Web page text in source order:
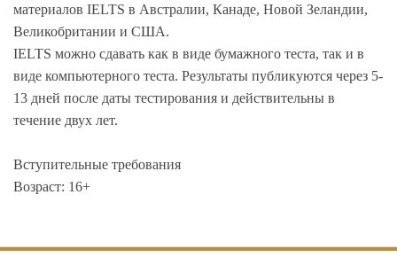
материалов IELTS в Австралии, Канаде, Новой Зеландии,
Великобритании и США.
IELTS можно сдавать как в виде бумажного теста, так и в
виде компьютерного теста. Результаты публикуются через 5-
13 дней после даты тестирования и действительны в
течение двух лет.
Вступительные требования
Возраст: 16+